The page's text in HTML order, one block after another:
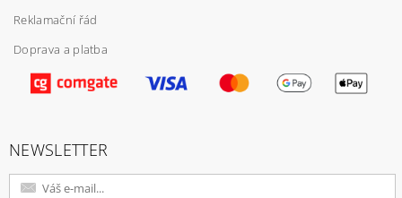
Vložením hodnocení souhlasíte spodmínkami
ochrany osobních údajů
Reklamační řád
Doprava a platba
NEWSLETTER